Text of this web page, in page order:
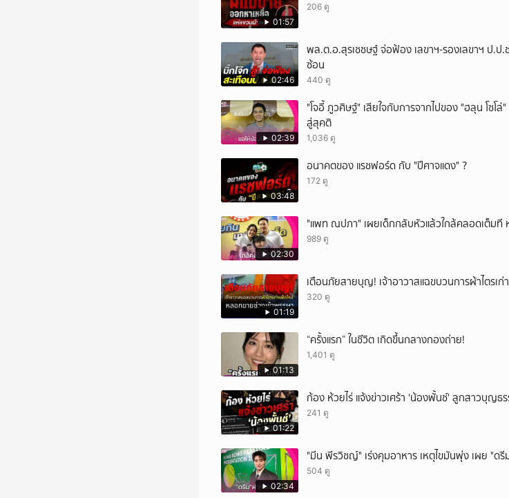
01:57
206 ดู
02:46
พล.ต.อ.สุรเชชษฐ์ จ่อฟ้อง เลขาฯ-รองเลขาฯ ป
ซ้อน
440 ดู
02:39
"โจอี้ ภูวศิษฐ์" เสียใจกับการจากไปของ "ฮลุน โซโ
สู่สุคติ
1,036 ดู
03:48
อนาคตของ แรชฟอร์ด กับ "ปีศาจแดง" ?
172 ดู
02:30
"แพท ณปภา" เผยเด็กกลับหัวแล้วใกล้คลอดเต็มที
989 ดู
01:19
เตือนภัยสายบุญ! เจ้าอาวาสแฉขบวนการผ้าไตรเ
320 ดู
01:13
“ครั้งแรก” ในชีวิต เกิดขึ้นกลางกองถ่าย!
1,401 ดู
01:22
ก้อง ห้วยไร่ แจ้งข่าวเศร้า 'น้องพั้นช์' ลูกสาวบุญธ
241 ดู
02:34
"มีน พีรวิชญ์" เร่งคุมอาหาร เหตุไขมันพุ่ง เผย "ดรี
504 ดู